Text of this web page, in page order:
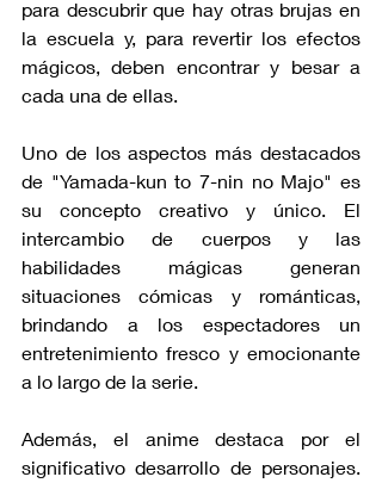
para descubrir que hay otras brujas en
la escuela y, para revertir los efectos
mágicos, deben encontrar y besar a
cada una de ellas.
Uno de los aspectos más destacados
de "Yamada-kun to 7-nin no Majo" es
su concepto creativo y único. El
intercambio de cuerpos y las
habilidades mágicas generan
situaciones cómicas y románticas,
brindando a los espectadores un
entretenimiento fresco y emocionante
a lo largo de la serie.
Además, el anime destaca por el
significativo desarrollo de personajes.